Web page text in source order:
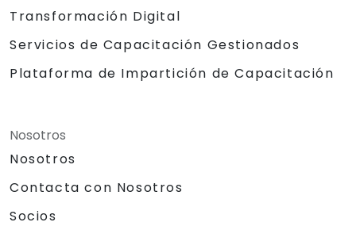
Transformación Digital
Servicios de Capacitación Gestionados
Plataforma de Impartición de Capacitación
Nosotros
Nosotros
Contacta con Nosotros
Socios